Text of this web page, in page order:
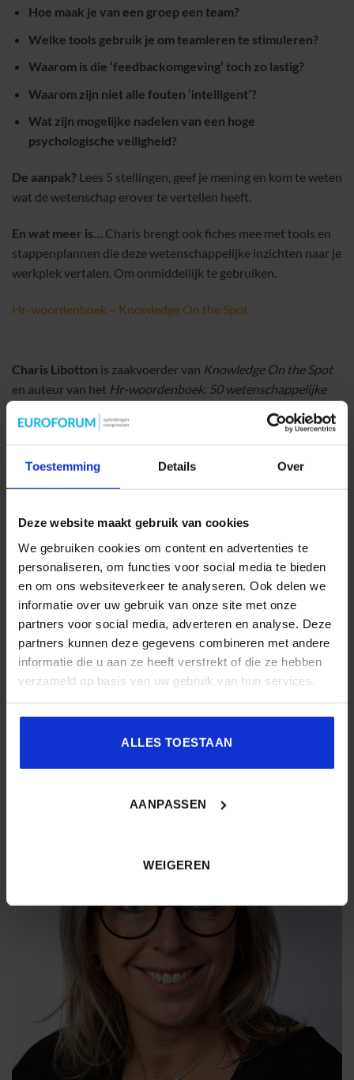
Toestemming Details Over
Deze website maakt gebruik van cookies
We gebruiken cookies om content en advertenties te
personaliseren, om functies voor social media te bieden
en om ons websiteverkeer te analyseren. Ook delen we
informatie over uw gebruik van onze site met onze
partners voor social media, adverteren en analyse. Deze
partners kunnen deze gegevens combineren met andere
informatie die u aan ze heeft verstrekt of die ze hebben
verzameld op basis van uw gebruik van hun services.
ALLES TOESTAAN
AANPASSEN
WEIGEREN
Hoe maak je van een groep een team?
Welke tools gebruik je om teamleren te stimuleren?
Waarom is die ‘feedbackomgeving’ toch zo lastig?
Waarom zijn niet alle fouten ‘intelligent’?
Wat zijn mogelijke nadelen van een hoge
psychologische veiligheid?
De aanpak? Lees 5 stellingen, geef je mening en kom te weten
wat de wetenschap erover te vertellen heeft.
En wat meer is… Charis brengt ook fiches mee met tools en
stappenplannen die deze wetenschappelijke inzichten naar je
werkplek vertalen. Om onmiddellijk te gebruiken.
Hr-woordenboek – Knowledge On the Spot
Charis Libotton is zaakvoerder van Knowledge On the Spot
en auteur van het Hr-woordenboek. 50 wetenschappelijke
Vanuit een extreme interesse voor deduurzame
inzetbaarheidvan medewerkers, het bouwen van
doelgerichte effectieve teams
samen te werken zodat organisatiedoelen bereikt worden,
niet enkel nu maar ook in de toekomst.
Daarnaast verspreidt ze wetenschappelijke kennis over
zaken zoals zelfleiderschap, een feedbackomgeving
teamwerking, leiderschapengedragsverandering.
effectieve teams – wetenschap – hr-woordenboek
Connect met Charis.